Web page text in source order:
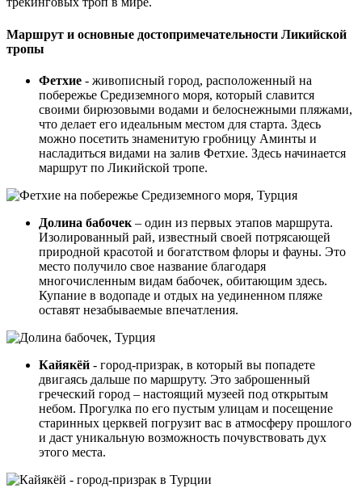
Маршрут и основные достопримечательности Ликийской
тропы
Фетхие - живописный город, расположенный на
побережье Средиземного моря, который славится
своими бирюзовыми водами и белоснежными пляжами,
что делает его идеальным местом для старта. Здесь
можно посетить знаменитую гробницу Аминты и
насладиться видами на залив Фетхие. Здесь начинается
маршрут по Ликийской тропе.
Долина бабочек – один из первых этапов маршрута.
Изолированный рай, известный своей потрясающей
природной красотой и богатством флоры и фауны. Это
место получило свое название благодаря
многочисленным видам бабочек, обитающим здесь.
Купание в водопаде и отдых на уединенном пляже
оставят незабываемые впечатления.
Кайякёй - город-призрак, в который вы попадете
двигаясь дальше по маршруту. Это заброшенный
греческий город – настоящий музеей под открытым
небом. Прогулка по его пустым улицам и посещение
старинных церквей погрузит вас в атмосферу прошлого
и даст уникальную возможность почувствовать дух
этого места.